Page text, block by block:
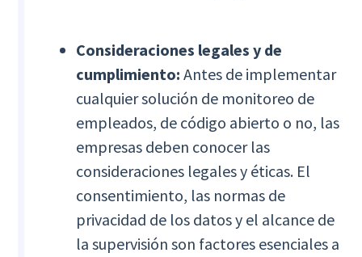
Consideraciones legales y de
cumplimiento:Antes de implementar
cualquier solución de monitoreo de
empleados, de código abierto o no, las
empresas deben conocer las
consideraciones legales y éticas. El
consentimiento, las normas de
privacidad de los datos y el alcance de
la supervisión son factores esenciales a